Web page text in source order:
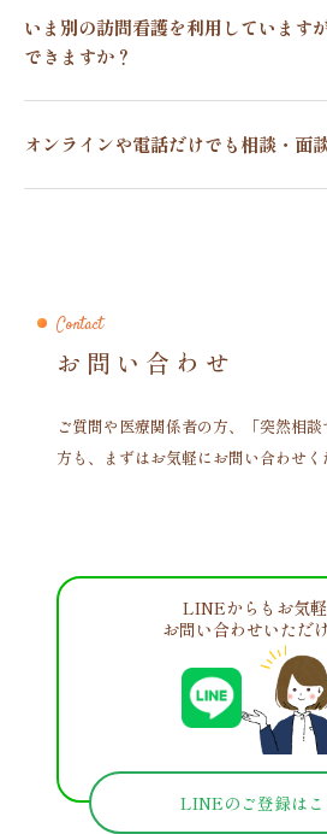
いま別の訪問看護を利用しています
できますか？
オンラインや電話だけでも相談・面
Contact
お問い合わせ
ご質問や医療関係者の方、「突然相
方も、まずはお気軽にお問い合わせく
LINEからもお気
お問い合わせいただ
LINEのご登録はこ